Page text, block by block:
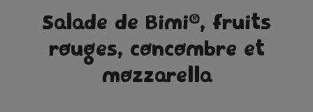
Salade de Bimi®, fruits
rouges, concombre et
mozzarella